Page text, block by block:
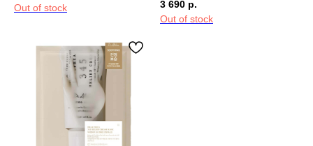
Out of stock
3 690 р.
Out of stock